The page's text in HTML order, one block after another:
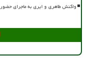
واکنش طاهری و ایری به ماجرای